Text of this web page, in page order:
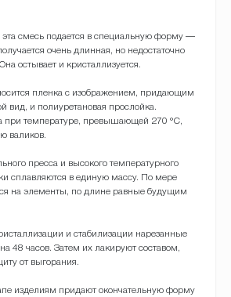
смесь подается в специальную форму —
очень длинная, но недостаточно
остывает и кристаллизуется.
пленка с изображением, придающим
вид, и полиуретановая прослойка.
при температуре, превышающей 270 °C,
валиков.
пресса и высокого температурного
сплавляются в единую массу. По мере
на элементы, по длине равные будущим
и стабилизации нарезанные
48 часов. Затем их лакируют составом,
от выгорания.
изделиям придают окончательную форму